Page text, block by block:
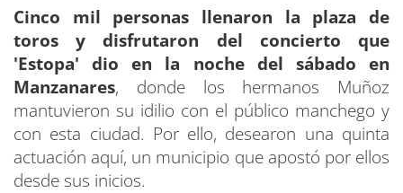
Cinco mil personas llenaron la plaza de
toros y disfrutaron del concierto que
'Estopa' dio en la noche del sábado en
Manzanares, donde los hermanos Muñoz
mantuvieron su idilio con el público manchego y
con esta ciudad. Por ello, desearon una quinta
actuación aquí, un municipio que apostó por ellos
desde sus inicios.